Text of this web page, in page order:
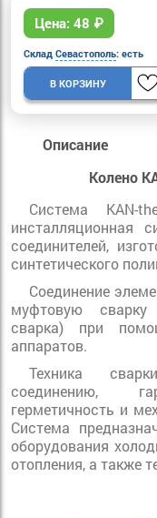
Цена: 48 ₽
Склад Севастополь: есть
В КОРЗИНУ
Описание
Колено
Система KAN-
инсталляционная
соединителей,
синтетического
Соединение
муфтовую сварку
сварка) при
аппаратов.
Техника
соединению,
герметичность и
Система
оборудования
отопления, а также